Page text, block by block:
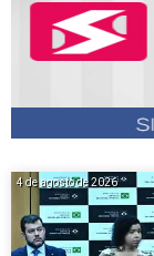
4 de agosto de 2026